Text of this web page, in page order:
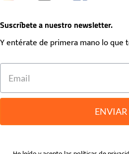
Suscríbete a nuestro newsletter.
Y entérate de primera mano lo que
ENVIAR